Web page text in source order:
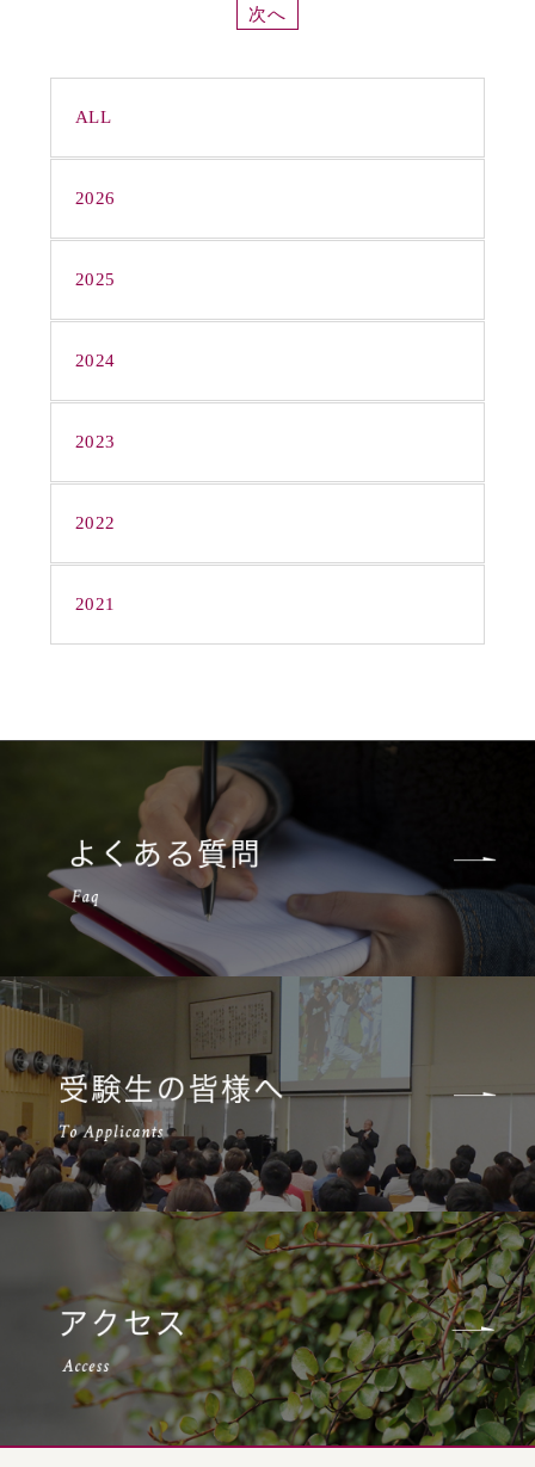
ALL
2026
2025
2024
2023
2022
2021